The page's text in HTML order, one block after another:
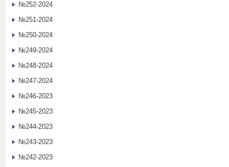
№252-2024
№251-2024
№250-2024
№249-2024
№248-2024
№247-2024
№246-2023
№245-2023
№244-2023
№243-2023
№242-2023